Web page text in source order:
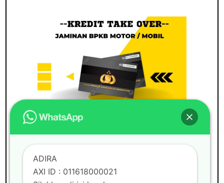
MOBIL
PINDAH KEASING
PINJAMAN UANG
TAKE OVER BPKB MOBIL
ADIRA
AXI ID : 011618000021